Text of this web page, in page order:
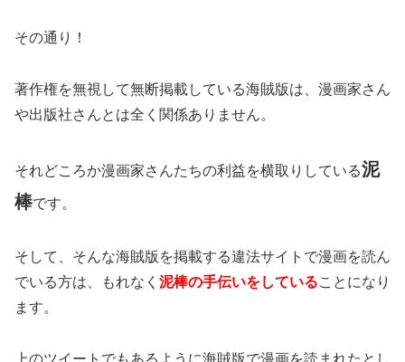
その通り！
著作権を無視して無断掲載している海賊版は、漫画家さん
や出版社さんとは全く関係ありません。
それどころか漫画家さんたちの利益を横取りしている泥
棒です。
そして、そんな海賊版を掲載する違法サイトで漫画を読ん
でいる方は、もれなく 泥棒の手伝いをしていることになり
ます。
上のツイートでもあるように海賊版で漫画を読まれたとし